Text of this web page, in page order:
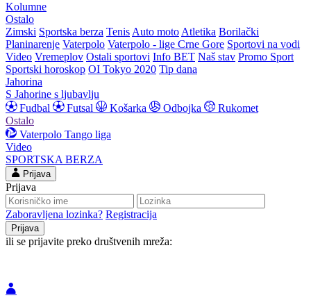
Kolumne
Ostalo
Zimski Sportska berza Tenis Auto moto Atletika Borilački
Planinarenje Vaterpolo Vaterpolo - lige Crne Gore Sportovi na vodi
Video Vremeplov Ostali sportovi Info BET Naš stav Promo Sport
Sportski horoskop OI Tokyo 2020 Tip dana
Jahorina
S Jahorine s ljubavlju
Fudbal
Futsal Košarka Odbojka
Rukomet
Ostalo
Vaterpolo Tango liga
Video
SPORTSKA BERZA
Prijava
Prijava
Zaboravljena lozinka? Registracija
ili se prijavite preko društvenih mreža: